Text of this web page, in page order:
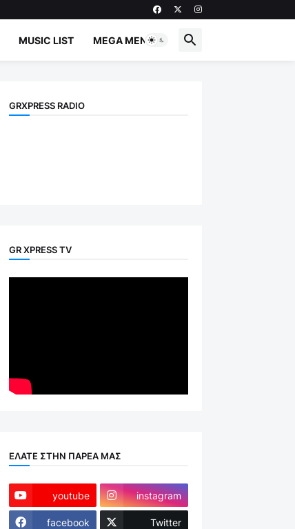
MUSIC LIST MEGA MENU
GRXPRESS RADIO
GR XPRESS TV
ΕΛΑΤΕ ΣΤΗΝ ΠΑΡΕΑ ΜΑΣ
youtube instagram
facebook Twitter